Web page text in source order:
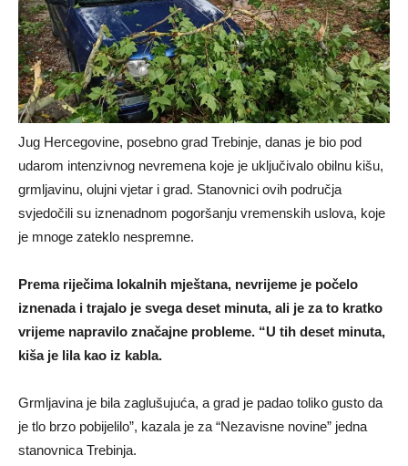
Jug Hercegovine, posebno grad Trebinje, danas je bio pod
udarom intenzivnog nevremena koje je uključivalo obilnu kišu,
grmljavinu, olujni vjetar i grad. Stanovnici ovih područja
svjedočili su iznenadnom pogoršanju vremenskih uslova, koje
je mnoge zateklo nespremne.
Prema riječima lokalnih mještana, nevrijeme je počelo
iznenada i trajalo je svega deset minuta, ali je za to kratko
vrijeme napravilo značajne probleme. “U tih deset minuta,
kiša je lila kao iz kabla.
Grmljavina je bila zaglušujuća, a grad je padao toliko gusto da
je tlo brzo pobijelilo”, kazala je za “Nezavisne novine” jedna
stanovnica Trebinja.